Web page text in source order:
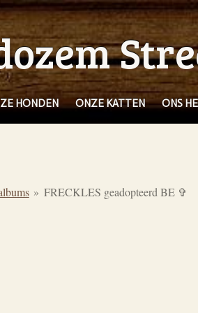
HONDEN ONZE KATTEN ONS
» FRECKLES geadopteerd BE ✞